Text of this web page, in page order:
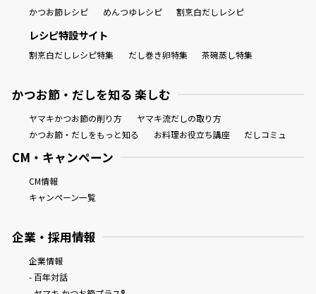
だし粉
かつお節レシピ めんつゆレシピ 割烹白だしレシピ
レシピ特設サイト
割烹白だしレシピ特集 だし巻き卵特集 茶碗蒸し特集
かつお節・だしを知る 楽しむ
ヤマキかつお節の削り方
ヤマキ流だしの取り方
かつお節・だしをもっと知る
お料理お役立ち講座 だしコミュ
CM・キャンペーン
CM情報
キャンペーン一覧
企業・採用情報
企業情報
- 百年対話